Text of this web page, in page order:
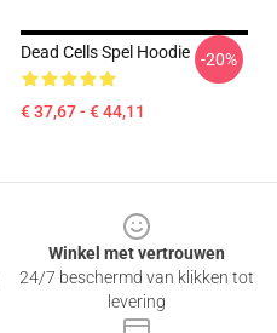
Dead Cells Spel Hoodie
€ 37,67 - € 44,11
-20%
Winkel met vertrouwen
24/7 beschermd van klikken tot
levering